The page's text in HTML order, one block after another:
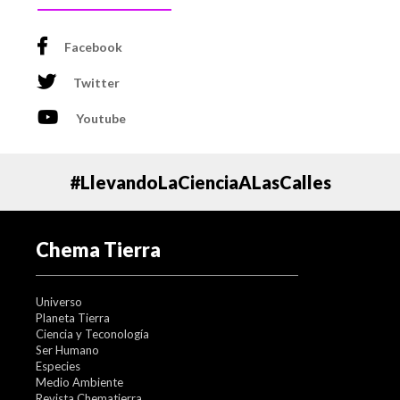
Probe ya se encuentra escribiendo con letras de oro su
próximos años, seguramente que romperá muchos
Facebook
Twitter
Youtube
#LlevandoLaCienciaALasCalles
Chema Tierra
Universo
Planeta Tierra
Ciencia y Teconología
Ser Humano
Especies
Medio Ambiente